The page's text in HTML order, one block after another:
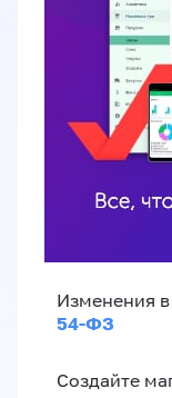
Изменения в
54-ФЗ
Создайте